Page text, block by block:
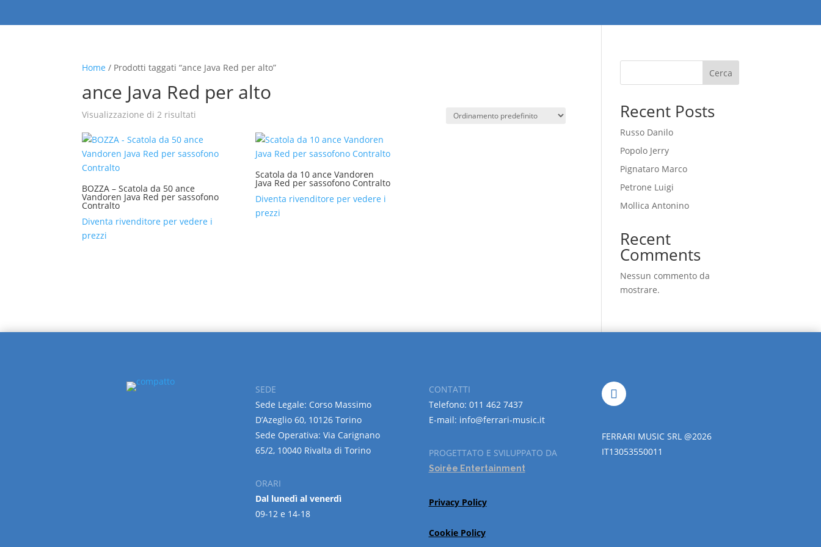
Home / Prodotti taggati “ance Java Red per alto”
ance Java Red per alto
Visualizzazione di 2 risultati
BOZZA – Scatola da 50 ance
Vandoren Java Red per sassofono
Contralto
Diventa rivenditore per vedere i
prezzi
Scatola da 10 ance Vandoren
Java Red per sassofono Contralto
Diventa rivenditore per vedere i
prezzi
Cerca
Recent Posts
Russo Danilo
Popolo Jerry
Pignataro Marco
Petrone Luigi
Mollica Antonino
Recent
Comments
Nessun commento da
mostrare.
SEDE
Sede Legale: Corso Massimo
D’Azeglio 60, 10126 Torino
Sede Operativa: Via Carignano
65/2, 10040 Rivalta di Torino
ORARI
Dal lunedì al venerdì
09-12 e 14-18
CONTATTI
Telefono: 011 462 7437
E-mail: info@ferrari-music.it
PROGETTATO E SVILUPPATO DA
Soirëe Entertainment
Privacy Policy
Cookie Policy
FERRARI MUSIC SRL @2026
IT13053550011